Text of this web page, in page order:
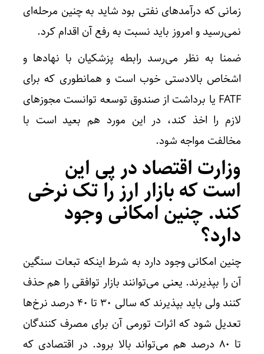
زمانی که درآمدهای نفتی بود شاید به چنین مرحله‌ای
نمی‌رسید و امروز باید نسبت به رفع آن اقدام کرد.
ضمنا به نظر می‌رسد رابطه پزشکیان با نهادها و
اشخاص بالادستی خوب است و همانطوری که برای
FATF یا برداشت از صندوق توسعه توانست مجوزهای
لازم را اخذ کند، در این مورد هم بعید است با
مخالفت مواجه شود.
وزارت اقتصاد در پی این
است که بازار ارز را تک نرخی
کند. چنین امکانی وجود
دارد؟
چنین امکانی وجود دارد به شرط اینکه تبعات سنگین
آن را بپذیرند. یعنی می‌توانند بازار توافقی را هم حذف
کنند ولی باید بپذیرند که سالی ۳۰ تا ۴۰ درصد نرخ‌ها
تعدیل شود که اثرات تورمی آن برای مصرف کنندگان
تا ۸۰ درصد هم می‌تواند بالا برود. در اقتصادی که